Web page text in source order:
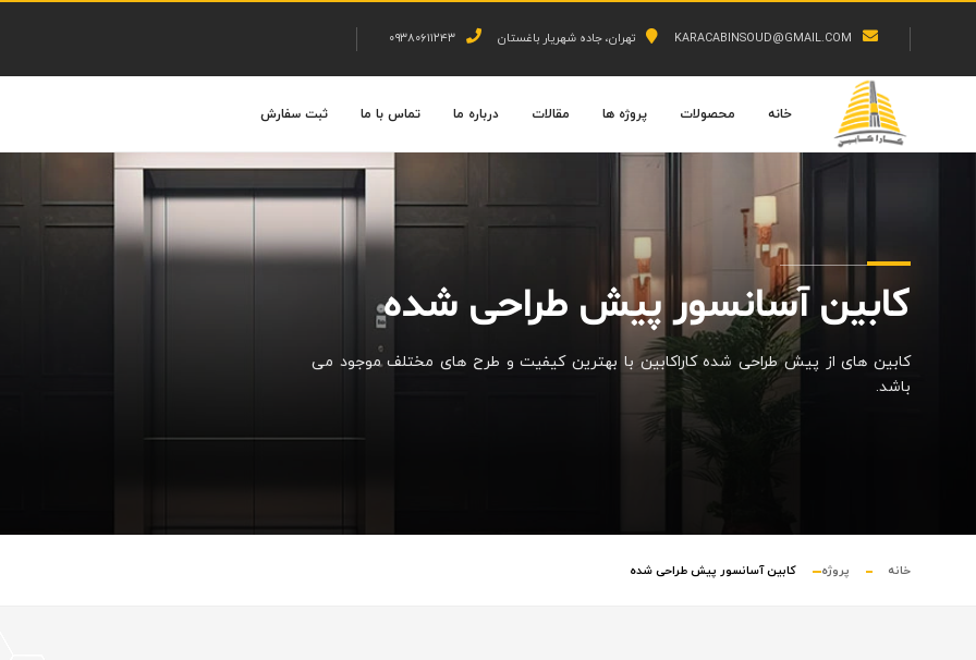
KARACABINSOUD@GMAIL.COM تهران، جاده شهریار باغستان ۰۹۳۸۰۶۱۱۲۴۳
خانه محصولات پروژه ها مقالات درباره ما تماس با ما ثبت سفارش
کابین آسانسور پیش طراحی شده
کابین های از پیش طراحی شده کاراکابین با بهترین کیفیت و طرح های مختلف موجود می
باشد.
خانه پروژه کابین آسانسور پیش طراحی شده